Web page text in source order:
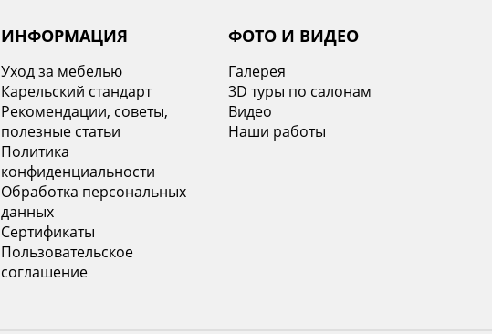
ИНФОРМАЦИЯ
Уход за мебелью
Карельский стандарт
Рекомендации, советы,
полезные статьи
Политика
конфиденциальности
Обработка персональных
данных
Сертификаты
Пользовательское
соглашение
ФОТО И ВИДЕО
Галерея
3D туры по салонам
Видео
Наши работы